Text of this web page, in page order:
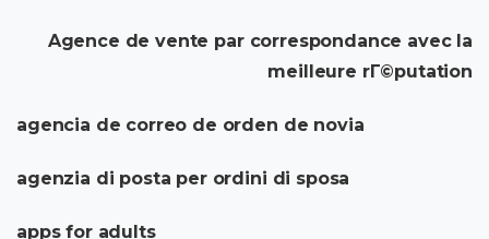
Agence de vente par correspondance avec la
meilleure rГ©putation
agencia de correo de orden de novia
agenzia di posta per ordini di sposa
apps for adults